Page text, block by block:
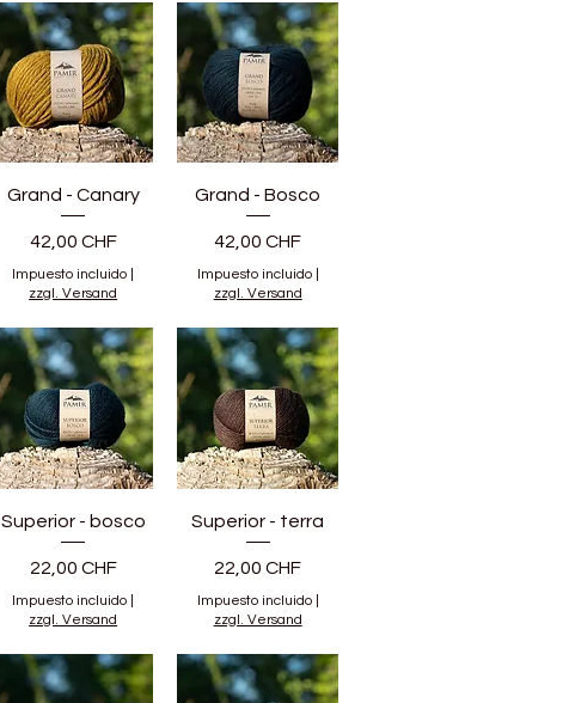
Grand - Canary
Precio
42,00 CHF
Impuesto incluido
zzgl. Versand
Grand - Bosco
Precio
42,00 CHF
Impuesto incluido|
zzgl. Versand
Superior - bosco
Precio
22,00 CHF
Impuesto incluido
zzgl. Versand
Superior - terra
Precio
22,00 CHF
Impuesto incluido|
zzgl. Versand